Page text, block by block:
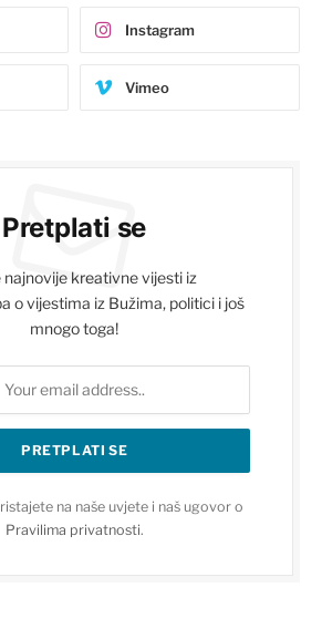
Instagram
Vimeo
Pretplati se
najnovije kreativne vijesti iz
o vijestima iz Bužima, politici i još
mnogo toga!
na naše uvjete i naš ugovor o
Pravilima privatnosti.